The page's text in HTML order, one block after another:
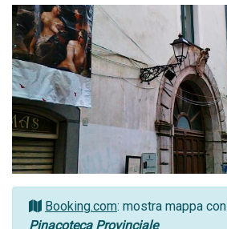
Booking.com: mostra mappa con
Pinacoteca Provinciale